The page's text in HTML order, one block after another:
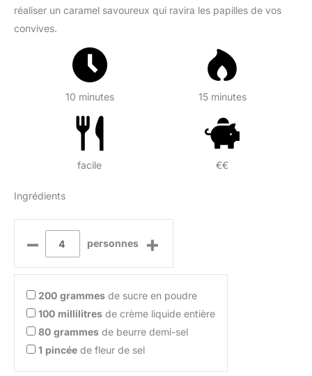
réaliser un caramel savoureux qui ravira les papilles de vos
convives.
10 minutes 15 minutes
facile €€
Ingrédients
– personnes +
200 grammes de sucre en poudre
100 millilitres de crème liquide entière
80 grammes de beurre demi-sel
1 pincée de fleur de sel